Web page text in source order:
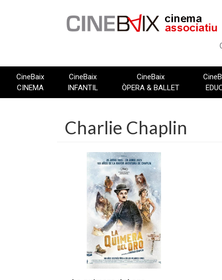
CineBaix
CINEMA
CineBaix
INFANTIL
CineBaix
ÒPERA & BALLET
Charlie Chaplin